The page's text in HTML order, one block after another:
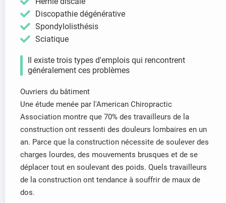
Discopathie dégénérative
Spondylolisthésis
Sciatique
Il existe trois types d'emplois qui rencontrent
généralement ces problèmes
Ouvriers du bâtiment
Une étude menée par l'American Chiropractic
Association montre que 70% des travailleurs de la
construction ont ressenti des douleurs lombaires en un
an. Parce que la construction nécessite de soulever des
charges lourdes, des mouvements brusques et de se
déplacer tout en soulevant des poids. Quels travailleurs
de la construction ont tendance à souffrir de maux de
dos.